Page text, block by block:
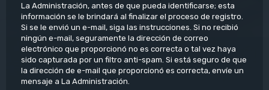
La Administración, antes de que pueda identificarse; esta
información se le brindará al finalizar el proceso de registro.
Si se le envió un e-mail, siga las instrucciones. Si no recibió
ningún e-mail, seguramente la dirección de correo
electrónico que proporcionó no es correcta o tal vez haya
sido capturada por un filtro anti-spam. Si está seguro de que
la dirección de e-mail que proporcionó es correcta, envíe un
mensaje a La Administración.